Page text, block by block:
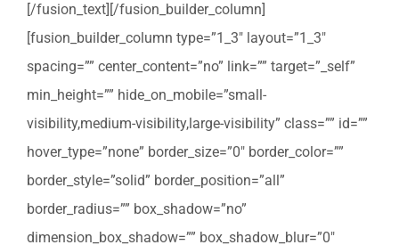
[/fusion_text][/fusion_builder_column]
[fusion_builder_column type=”1_3″ layout=”1_3″
spacing=”” center_content=”no” link=”” target=”_self”
min_height=”” hide_on_mobile=”small-
visibility,medium-visibility,large-visibility” class=”” id=””
hover_type=”none” border_size=”0″ border_color=””
border_style=”solid” border_position=”all”
border_radius=”” box_shadow=”no”
dimension_box_shadow=”” box_shadow_blur=”0″